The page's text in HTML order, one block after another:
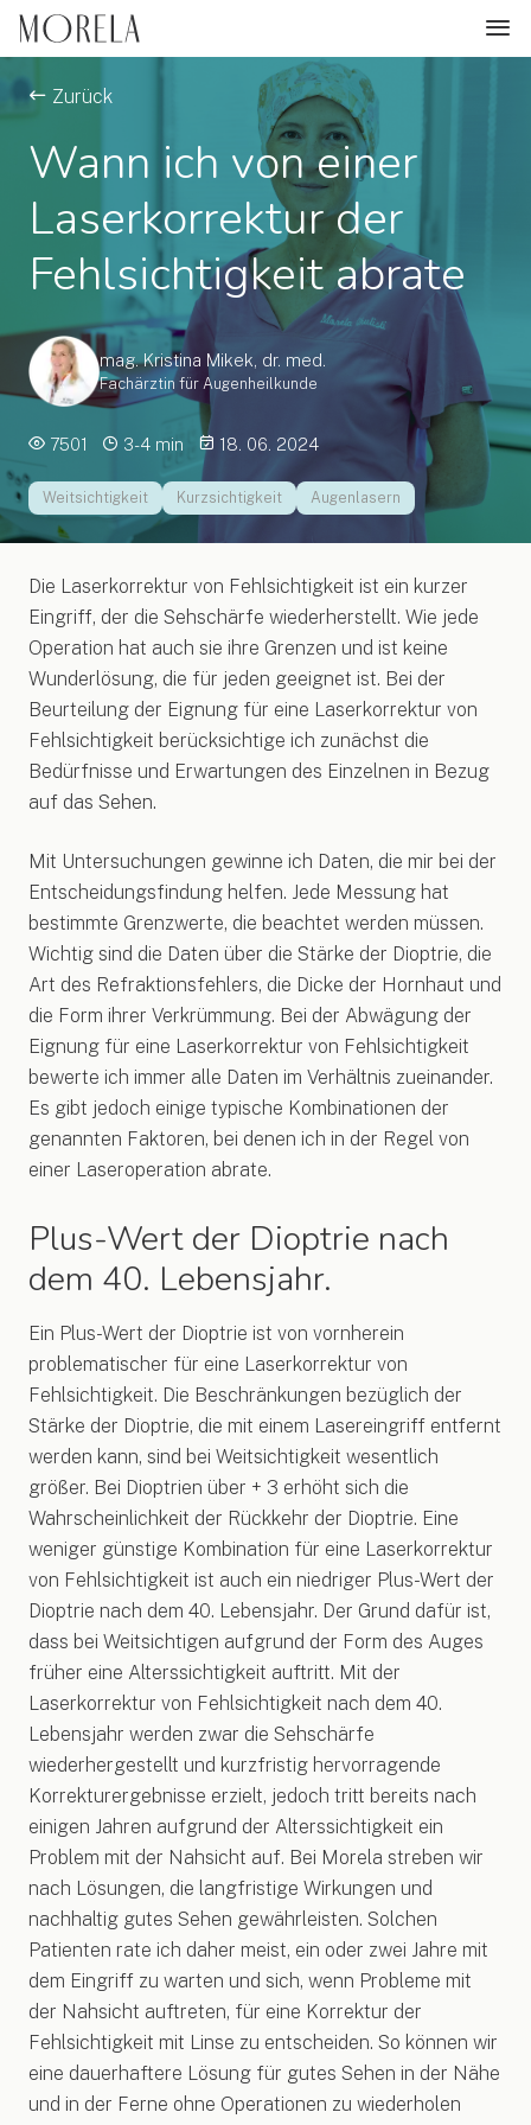
Zurück
Wann ich von einer
Laserkorrektur der
Fehlsichtigkeit abrate
mag. Kristina Mikek, dr. med.
Fachärztin für Augenheilkunde
7501 3-4 min 18. 06. 2024
Weitsichtigkeit Kurzsichtigkeit Augenlasern
Die Laserkorrektur von Fehlsichtigkeit ist ein kurzer
Eingriff, der die Sehschärfe wiederherstellt. Wie jede
Operation hat auch sie ihre Grenzen und ist keine
Wunderlösung, die für jeden geeignet ist. Bei der
Beurteilung der Eignung für eine Laserkorrektur von
Fehlsichtigkeit berücksichtige ich zunächst die
Bedürfnisse und Erwartungen des Einzelnen in Bezug
auf das Sehen.
Mit Untersuchungen gewinne ich Daten, die mir bei der
Entscheidungsfindung helfen. Jede Messung hat
bestimmte Grenzwerte, die beachtet werden müssen.
Wichtig sind die Daten über die Stärke der Dioptrie, die
Art des Refraktionsfehlers, die Dicke der Hornhaut und
die Form ihrer Verkrümmung. Bei der Abwägung der
Eignung für eine Laserkorrektur von Fehlsichtigkeit
bewerte ich immer alle Daten im Verhältnis zueinander.
Es gibt jedoch einige typische Kombinationen der
genannten Faktoren, bei denen ich in der Regel von
einer Laseroperation abrate.
Plus-Wert der Dioptrie nach
dem 40. Lebensjahr.
Ein Plus-Wert der Dioptrie ist von vornherein
problematischer für eine Laserkorrektur von
Fehlsichtigkeit. Die Beschränkungen bezüglich der
Stärke der Dioptrie, die mit einem Lasereingriff entfernt
werden kann, sind bei Weitsichtigkeit wesentlich
größer. Bei Dioptrien über + 3 erhöht sich die
Wahrscheinlichkeit der Rückkehr der Dioptrie. Eine
weniger günstige Kombination für eine Laserkorrektur
von Fehlsichtigkeit ist auch ein niedriger Plus-Wert der
Dioptrie nach dem 40. Lebensjahr. Der Grund dafür ist,
dass bei Weitsichtigen aufgrund der Form des Auges
früher eine Alterssichtigkeit auftritt. Mit der
Laserkorrektur von Fehlsichtigkeit nach dem 40.
Lebensjahr werden zwar die Sehschärfe
wiederhergestellt und kurzfristig hervorragende
Korrekturergebnisse erzielt, jedoch tritt bereits nach
einigen Jahren aufgrund der Alterssichtigkeit ein
Problem mit der Nahsicht auf. Bei Morela streben wir
nach Lösungen, die langfristige Wirkungen und
nachhaltig gutes Sehen gewährleisten. Solchen
Patienten rate ich daher meist, ein oder zwei Jahre mit
dem Eingriff zu warten und sich, wenn Probleme mit
der Nahsicht auftreten, für eine Korrektur der
Fehlsichtigkeit mit Linse zu entscheiden. So können wir
eine dauerhaftere Lösung für gutes Sehen in der Nähe
und in der Ferne ohne Operationen zu wiederholen